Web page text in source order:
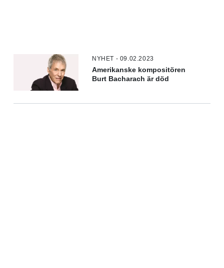
NYHET - 09.02.2023
Amerikanske kompositören
Burt Bacharach är död